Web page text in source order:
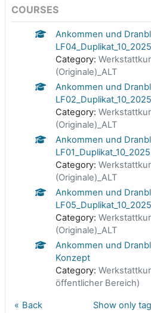
COURSES
Ankommen und
LF04_Duplikat_10_2025
Category:
(Originale)_ALT
Ankommen und
LF02_Duplikat_10_2025
Category:
(Originale)_ALT
Ankommen und
LF01_Duplikat_10_2025
Category:
(Originale)_ALT
Ankommen und
LF05_Duplikat_10_2025
Category:
(Originale)_ALT
Ankommen und
Konzept
Category:
öffentlicher Bereich)
Back
Show only